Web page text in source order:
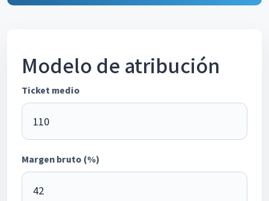
Modelo de atribución
Ticket medio
Margen bruto (%)